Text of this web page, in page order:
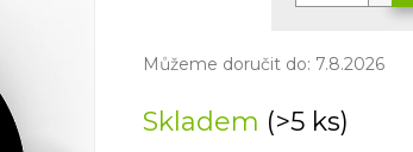
Skladem (>5 ks)
Můžeme doručit do: 7.8.2026